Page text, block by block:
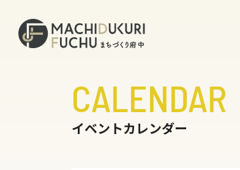
CALENDAR
イベントカレンダー